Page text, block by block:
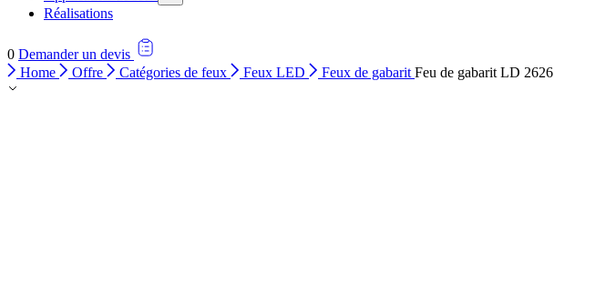
Réalisations
0 Demander un devis
Home
Offre Catégories de feux Feux LED Feux de gabaritFeu de gabarit LD 2626